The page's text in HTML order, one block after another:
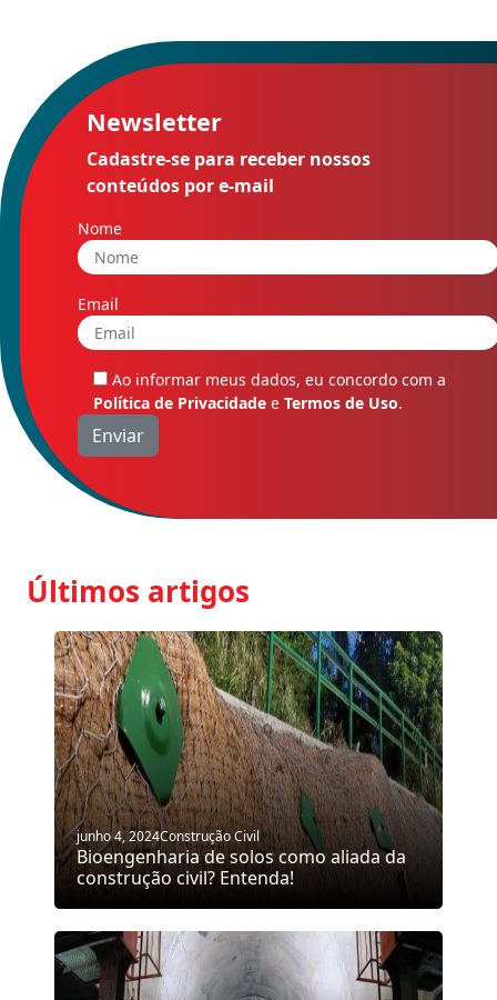
Newsletter
Cadastre-se para receber nossos
conteúdos por e-mail
Nome
Email
Ao informar meus dados, eu concordo com a
Política de Privacidade e Termos de Uso.
Últimos artigos
junho 4, 2024Construção Civil
Bioengenharia de solos como aliada da
construção civil? Entenda!